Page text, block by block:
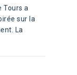
Tours a
sur la
La